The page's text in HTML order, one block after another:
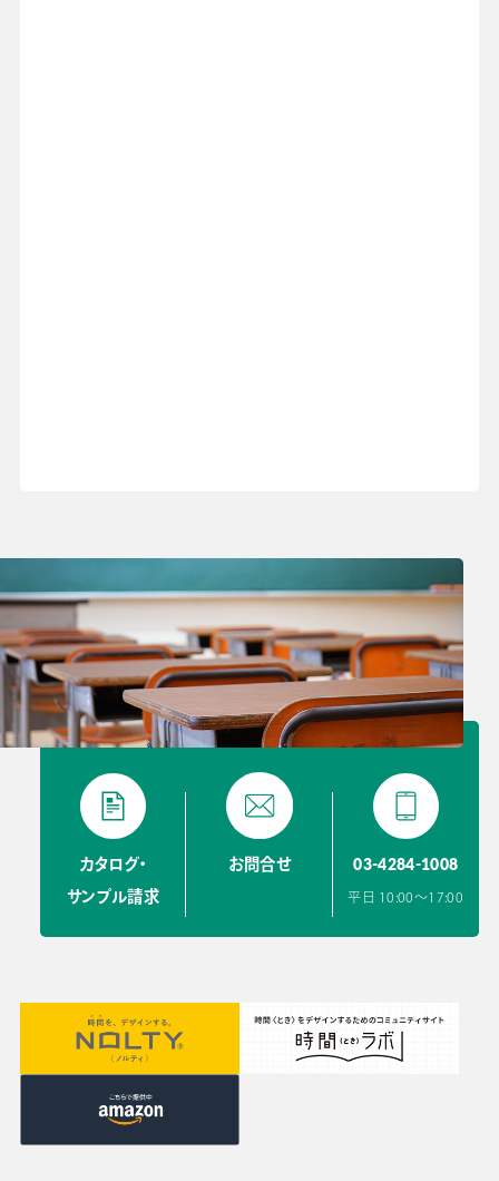
カタログ・
サンプル請求
お問合せ 03-4284-1008
平日 10:00〜17:00